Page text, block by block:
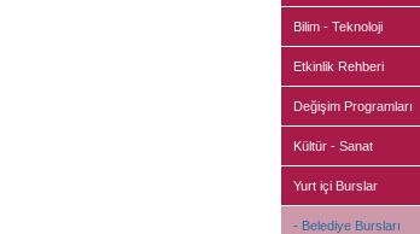
Bilim - Teknoloji
Etkinlik Rehberi
Değişim Programları
Kültür - Sanat
Yurt içi Burslar
- Belediye Bursları